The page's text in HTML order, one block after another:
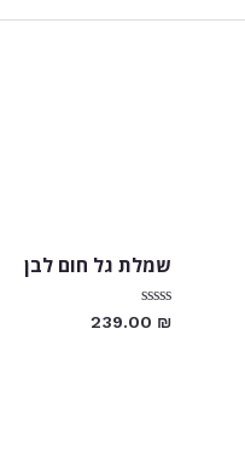
שמלת גל חום לבן
דורג239.00 ₪